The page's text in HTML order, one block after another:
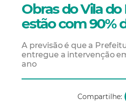
Obras do Vila do
estão com 90%
A previsão é que a
entregue a intervenção
ano
Compartilhe: